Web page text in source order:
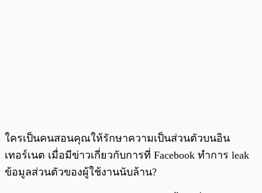
ใครเป็นคนสอนคุณให้รักษาความเป็นส่วนตัวบนอิน
เทอร์เนต เมื่อมีข่าวเกี่ยวกับการที่ Facebook ทำการ leak
ข้อมูลส่วนตัวของผู้ใช้งานนับล้าน?